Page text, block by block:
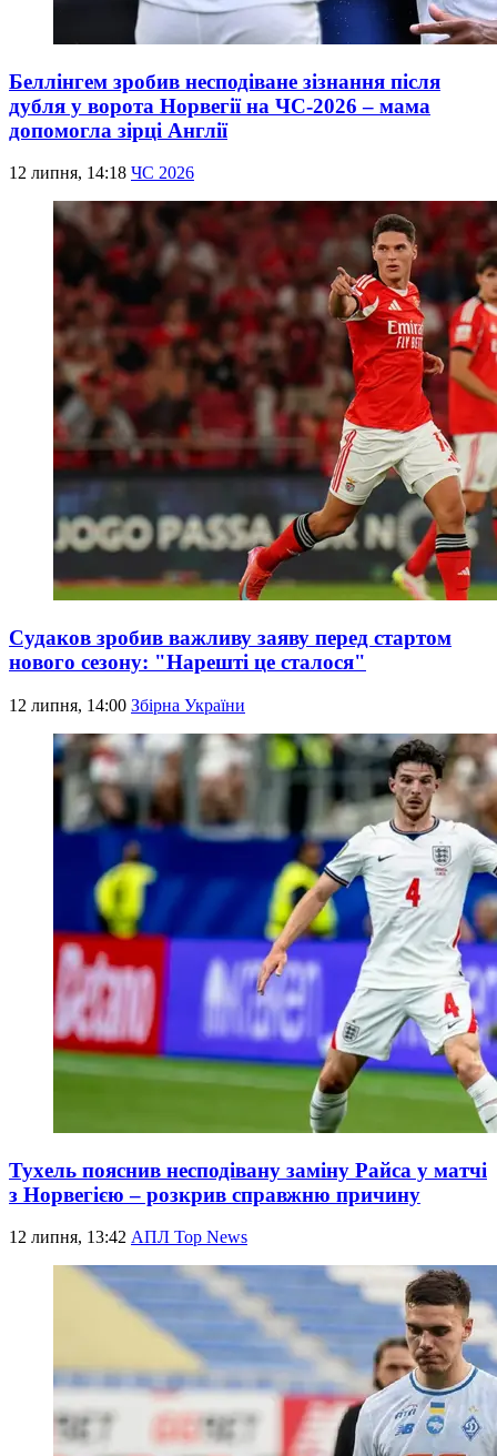
Беллінгем зробив несподіване зізнання після
дубля у ворота Норвегії на ЧС-2026 – мама
допомогла зірці Англії
12 липня, 14:18 ЧС 2026
Судаков зробив важливу заяву перед стартом
нового сезону: "Нарешті це сталося"
12 липня, 14:00 Збірна України
Тухель пояснив несподівану заміну Райса у матчі
з Норвегією – розкрив справжню причину
12 липня, 13:42 АПЛ Top News